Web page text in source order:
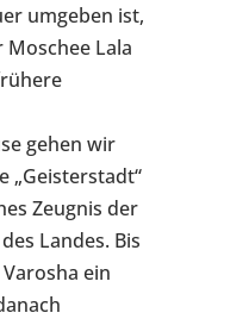
umgeben ist,
Lala
gehen wir
„Geisterstadt“
Zeugnis der
Landes. Bis
ein